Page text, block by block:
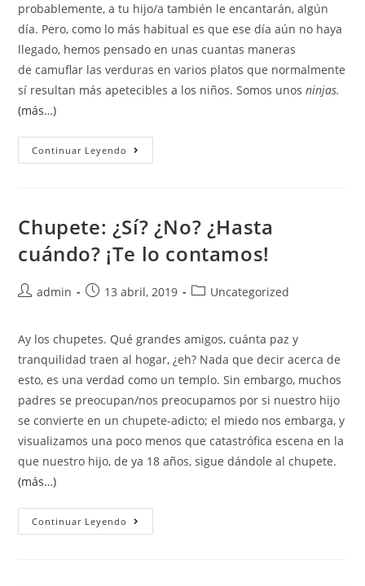
probablemente, a tu hijo/a también le encantarán, algún
día. Pero, como lo más habitual es que ese día aún no haya
llegado, hemos pensado en unas cuantas maneras
de camuflar las verduras en varios platos que normalmente
sí resultan más apetecibles a los niños. Somos unosninjas.
(más…)
Continuar Leyendo
Chupete: ¿Sí? ¿No? ¿Hasta
cuándo? ¡Te lo contamos!
admin 13 abril, 2019 Uncategorized
Ay los chupetes. Qué grandes amigos, cuánta paz y
tranquilidad traen al hogar, ¿eh? Nada que decir acerca de
esto, es una verdad como un templo. Sin embargo, muchos
padres se preocupan/nos preocupamos por si nuestro hijo
se convierte en un chupete-adicto; el miedo nos embarga, y
visualizamos una poco menos que catastrófica escena en la
que nuestro hijo, de ya 18 años, sigue dándole al chupete.
(más…)
Continuar Leyendo